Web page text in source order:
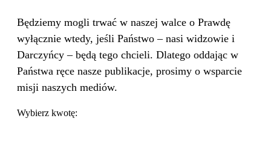
Będziemy mogli trwać w naszej walce o Prawdę
wyłącznie wtedy, jeśli Państwo – nasi widzowie i
Darczyńcy – będą tego chcieli. Dlatego oddając w
Państwa ręce nasze publikacje, prosimy o wsparcie
misji naszych mediów.
Wybierz kwotę: